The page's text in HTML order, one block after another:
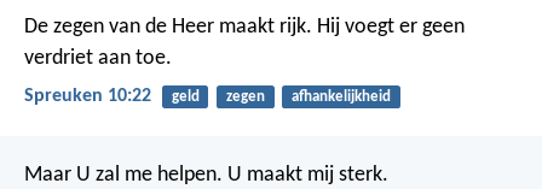
De zegen van de Heer maakt rijk. Hij voegt er geen
verdriet aan toe.
Spreuken 10:22 geld zegen afhankelijkheid
Maar U zal me helpen. U maakt mij sterk.